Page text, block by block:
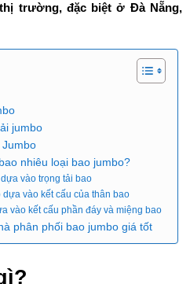
trường, đặc biệt ở Đà Nẵng,
jumbo
nhiêu loại bao jumbo?
vào trọng tải bao
vào kết cấu của thân bao
vào kết cấu phần đáy và miệng bao
phân phối bao jumbo giá tốt